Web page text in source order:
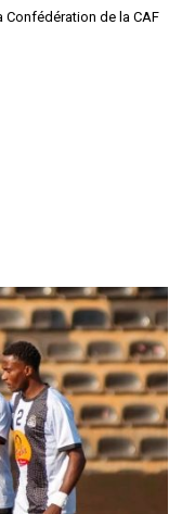
de la CAF